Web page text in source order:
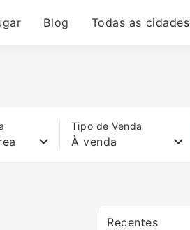
Blog Todas as cidades
Tipo de Venda
À venda
Recentes